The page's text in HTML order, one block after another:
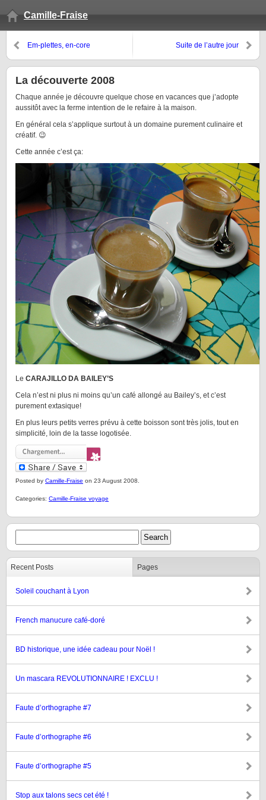
Camille-Fraise
Em-plettes, en-core Suite de l’autre jour
La découverte 2008
Chaque année je découvre quelque chose en vacances que j’adopte
aussitôt avec la ferme intention de le refaire à la maison.
En général cela s’applique surtout à un domaine purement culinaire et
créatif. 😉
Cette année c’est ça:
Le CARAJILLO DA BAILEY’S
Cela n’est ni plus ni moins qu’un café allongé au Bailey’s, et c’est
purement extasique!
En plus leurs petits verres prévu à cette boisson sont très jolis, tout en
simplicité, loin de la tasse logotisée.
Posted by Camille-Fraise on 23 August 2008.
Categories: Camille-Fraise voyage
Recent Posts Pages
Soleil couchant à Lyon
French manucure café-doré
BD historique, une idée cadeau pour Noël !
Un mascara REVOLUTIONNAIRE ! EXCLU !
Faute d’orthographe #7
Faute d’orthographe #6
Faute d’orthographe #5
Stop aux talons secs cet été !